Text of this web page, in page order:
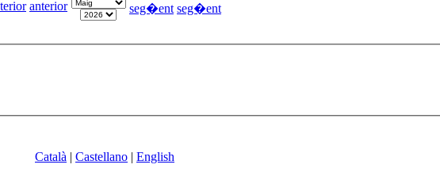
Català | Castellano | English